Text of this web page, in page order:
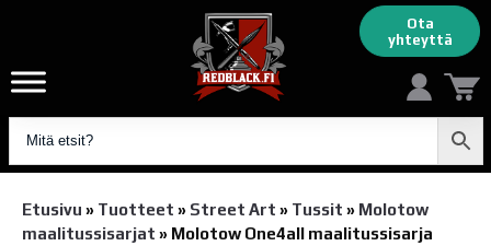
Ota
yhteyttä
Etusivu » Tuotteet » Street Art » Tussit » Molotow
maalitussisarjat » Molotow One4all maalitussisarja